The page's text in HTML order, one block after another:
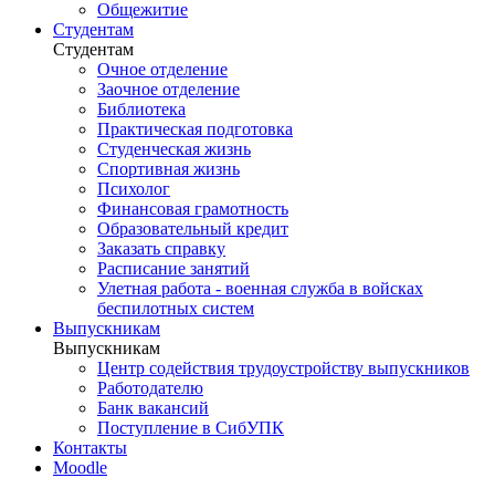
Общежитие
Студентам
Студентам
Очное отделение
Заочное отделение
Библиотека
Практическая подготовка
Студенческая жизнь
Спортивная жизнь
Психолог
Финансовая грамотность
Образовательный кредит
Заказать справку
Расписание занятий
Улетная работа - военная служба в войсках
беспилотных систем
Выпускникам
Выпускникам
Центр содействия трудоустройству выпускников
Работодателю
Банк вакансий
Поступление в СибУПК
Контакты
Moodle